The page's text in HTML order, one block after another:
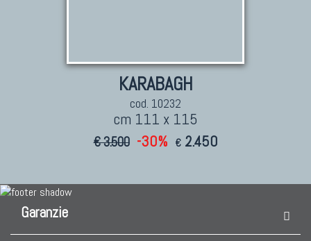
KARABAGH
cod. 10232
cm 111 x 115
€ 3.500 -30% € 2.450
Garanzie